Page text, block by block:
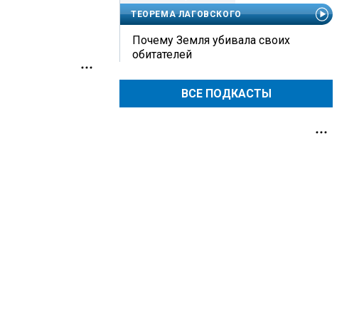
ТЕОРЕМА ЛАГОВСКОГО
Почему Земля убивала своих
обитателей
ВСЕ ПОДКАСТЫ